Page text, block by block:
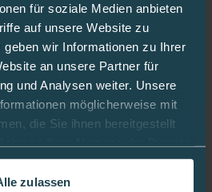
für soziale Medien anbieten
auf unsere Website zu
wir Informationen zu Ihrer
an unsere Partner für
und Analysen weiter. Unsere
möglicherweise mit
die Sie ihnen bereitgestellt
zulassen
gut informiert:
Mediq App